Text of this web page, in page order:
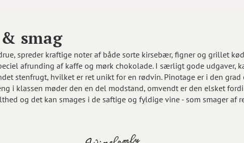
smag
spreder kraftige noter af både sorte kirsebær, figner og grillet
afrunding af kaffe og mørk chokolade. I særligt gode udgaver,
stenfrugt, hvilket er ret unikt for en rødvin. Pinotage er i den grad
i klassen møder den en del modstand, omvendt er den elsket
og det kan smages i de saftige og fyldige vine - som smager af